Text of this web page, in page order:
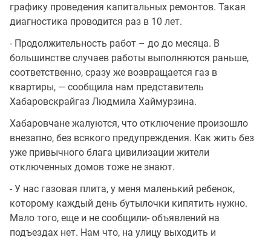
графику проведения капитальных ремонтов. Такая
диагностика проводится раз в 10 лет.
- Продолжительность работ – до до месяца. В
большинстве случаев работы выполняются раньше,
соответственно, сразу же возвращается газ в
квартиры, — сообщила нам представитель
Хабаровскрайгаз Людмила Хаймурзина.
Хабаровчане жалуются, что отключение произошло
внезапно, без всякого предупреждения. Как жить без
уже привычного блага цивилизации жители
отключенных домов тоже не знают.
- У нас газовая плита, у меня маленький ребенок,
которому каждый день бутылочки кипятить нужно.
Мало того, еще и не сообщили- объявлений на
подъездах нет. Нам что, на улицу выходить и